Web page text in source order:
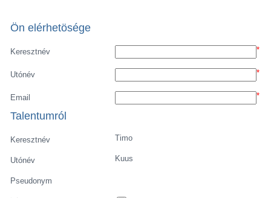
Ön elérhetösége
Keresztnév *
Utónév *
Email *
Talentumról
Keresztnév Timo
Utónév Kuus
Pseudonym